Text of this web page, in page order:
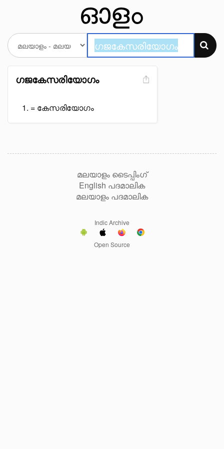
ഗജകേസരിയോഗം
= കേസരിയോഗം
മലയാളം ടൈപ്പിംഗ്
English പദമാലിക
മലയാളം പദമാലിക
Indic Archive
Open Source